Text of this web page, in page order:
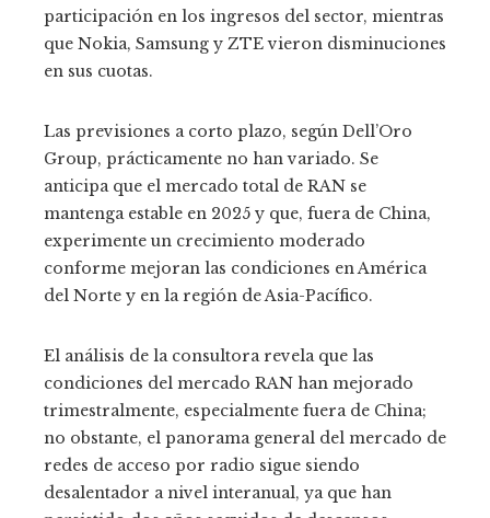
participación en los ingresos del sector, mientras
que Nokia, Samsung y ZTE vieron disminuciones
en sus cuotas.
Las previsiones a corto plazo, según Dell’Oro
Group, prácticamente no han variado. Se
anticipa que el mercado total de RAN se
mantenga estable en 2025 y que, fuera de China,
experimente un crecimiento moderado
conforme mejoran las condiciones en América
del Norte y en la región de Asia-Pacífico.
El análisis de la consultora revela que las
condiciones del mercado RAN han mejorado
trimestralmente, especialmente fuera de China;
no obstante, el panorama general del mercado de
redes de acceso por radio sigue siendo
desalentador a nivel interanual, ya que han